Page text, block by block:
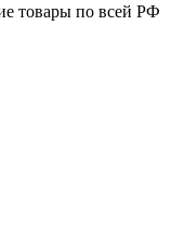
товары по всей РФ